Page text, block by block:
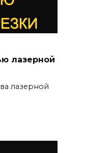
лазерной
лазерной